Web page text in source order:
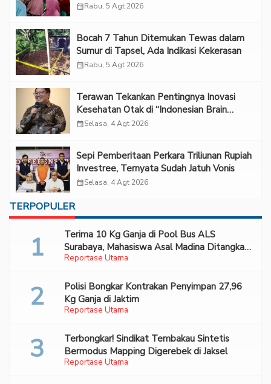
calendar_monthRabu, 5 Agt 2026
Bocah 7 Tahun Ditemukan Tewas dalam
Sumur di Tapsel, Ada Indikasi Kekerasan
calendar_monthRabu, 5 Agt 2026
Terawan Tekankan Pentingnya Inovasi
Kesehatan Otak di “Indonesian Brain
Forum 2026 UPN Veteran Jakarta”
calendar_monthSelasa, 4 Agt 2026
Sepi Pemberitaan Perkara Triliunan Rupiah
Investree, Ternyata Sudah Jatuh Vonis
calendar_monthSelasa, 4 Agt 2026
TERPOPULER
Reportase Utama
Terima 10 Kg Ganja di Pool Bus ALS
Surabaya, Mahasiswa Asal Madina Ditangkap
Bareskrim
Reportase Utama
Polisi Bongkar Kontrakan Penyimpan 27,96
Kg Ganja di Jaktim
Reportase Utama
Terbongkar! Sindikat Tembakau Sintetis
Bermodus Mapping Digerebek di Jaksel